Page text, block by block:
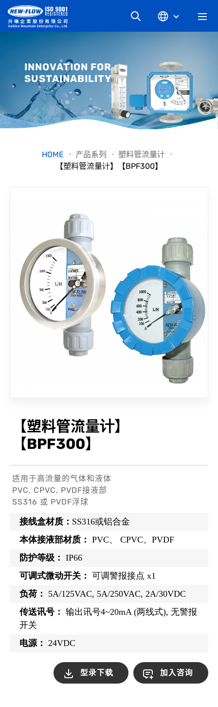
最新消息
知识文章
联络我们
INNOVATION FOR
SUSTAINABILITY
HOME 产品系列
塑料管流量计
【塑料管流量计】【BPF300】
【塑料管流量计】
【BPF300】
适用于高流量的气体和液体
PVC, CPVC, PVDF接液部
SS316 或 PVDF浮球
接线盒材质： SS316或铝合金
本体接液部材质：
PVC、 CPVC、PVDF
防护等级：
IP66
可调式微动开关：
可调警报接点 x1
负荷：
5A/125VAC, 5A/250VAC, 2A/30VDC
传送讯号：
输出讯号4~20mA (两线式), 无警报
开关
电源：
24VDC
型录下载 加入咨询